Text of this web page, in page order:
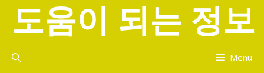
도움이 되는 정보
Menu